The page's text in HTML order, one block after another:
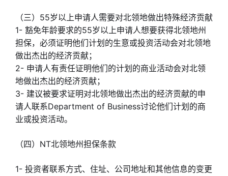
（三）55岁以上申请人需要对北领地做出特殊经济贡献
1- 豁免年龄要求的55岁以上申请人想要获得北领地州
担保，必须证明他们计划的生意或投资活动会对北领地
做出杰出的经济贡献；
2- 申请人有责任证明他们的计划的商业活动会对北领
地做出杰出的经济贡献；
3- 建议被要求证明对北领地做出杰出的经济贡献的申
请人联系Department of Business讨论他们计划的商
业或投资活动。
（四）NT北领地州担保条款
1- 投资者联系方式、住址、公司地址和其他信息的变更